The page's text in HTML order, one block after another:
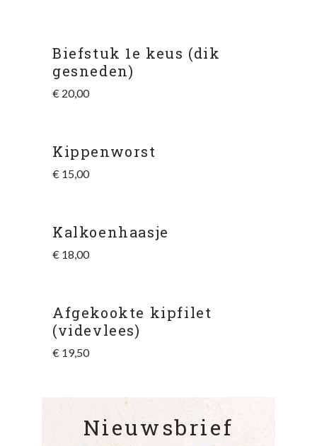
Biefstuk 1e keus (dik
gesneden)
€ 20,00
Kippenworst
€ 15,00
Kalkoenhaasje
€ 18,00
Afgekookte kipfilet
(videvlees)
€ 19,50
Nieuwsbrief